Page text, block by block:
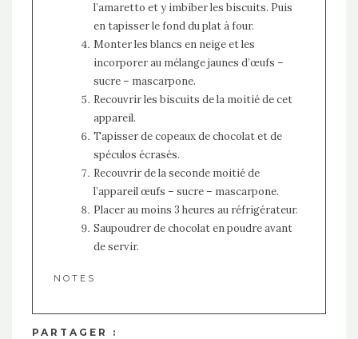
l’amaretto et y imbiber les biscuits. Puis
en tapisser le fond du plat à four.
Monter les blancs en neige et les
incorporer au mélange jaunes d’œufs –
sucre – mascarpone.
Recouvrir les biscuits de la moitié de cet
appareil.
Tapisser de copeaux de chocolat et de
spéculos écrasés.
Recouvrir de la seconde moitié de
l’appareil œufs – sucre – mascarpone.
Placer au moins 3 heures au réfrigérateur.
Saupoudrer de chocolat en poudre avant
de servir.
NOTES
PARTAGER :